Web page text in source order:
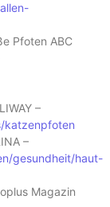
Pfoten ABC
–
katzenpfoten
–
gesundheit/haut-
Magazin